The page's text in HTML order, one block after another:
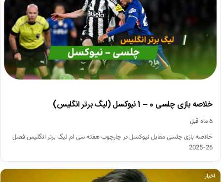
خلاصه بازی چلسی 0 – 1 نیوکسل (لیگ برتر انگلیس)
۵ ماه قبل
خلاصه بازی چلسی مقابل نیوکسل در چارچوب هفته سی ام لیگ برتر انگلیس فصل
26-2025
اخبار